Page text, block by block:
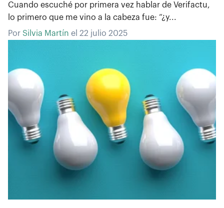
Cuando escuché por primera vez hablar de Verifactu,
lo primero que me vino a la cabeza fue: “¿y...
Por Silvia Martín el 22 julio 2025